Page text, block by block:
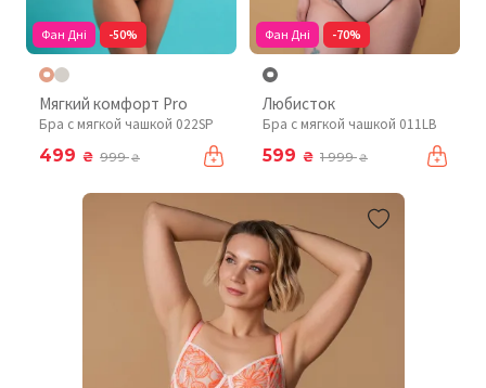
Фан Дні -50%
Мягкий комфорт Pro
Бра с мягкой чашкой 022SP
499 ₴ 999₴
Фан Дні -70%
Любисток
Бра с мягкой чашкой 011LB
599 ₴ 1 999₴